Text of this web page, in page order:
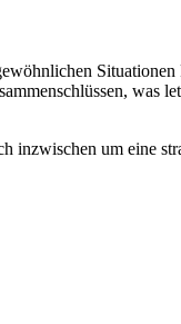
was
inzwischen um eine